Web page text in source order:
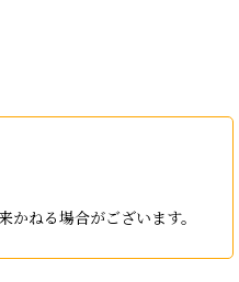
ねる場合がございます。